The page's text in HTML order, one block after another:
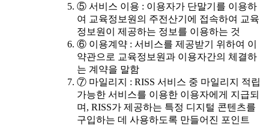
⑤ 서비스 이용 : 이용자가 단말기를 이용하
여 교육정보원의 주전산기에 접속하여 교육
정보원이 제공하는 정보를 이용하는 것
⑥ 이용계약 : 서비스를 제공받기 위하여 이
약관으로 교육정보원과 이용자간의 체결하
는 계약을 말함
⑦ 마일리지 : RISS 서비스 중 마일리지 적립
가능한 서비스를 이용한 이용자에게 지급되
며, RISS가 제공하는 특정 디지털 콘텐츠를
구입하는 데 사용하도록 만들어진 포인트